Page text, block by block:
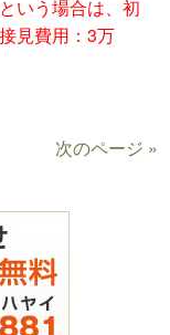
いう場合は、初
見費用：3万
次のページ »